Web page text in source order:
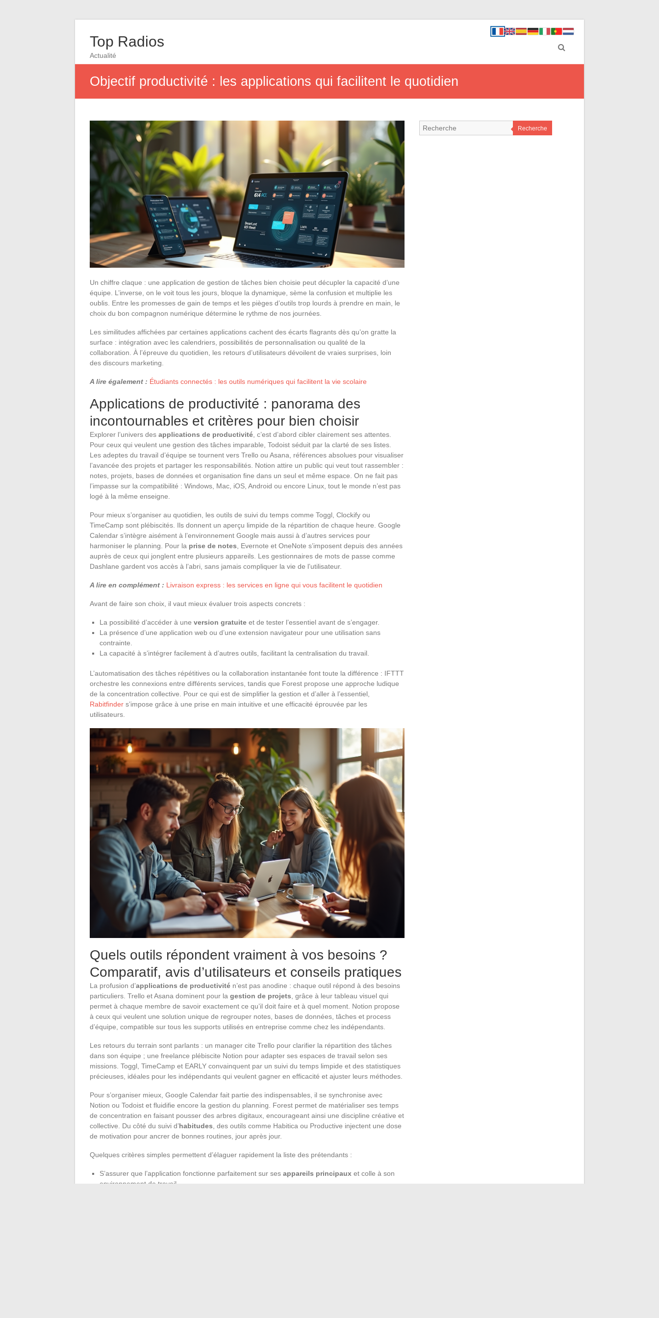
Top Radios
Actualité
Objectif productivité : les applications qui facilitent le quotidien
Un chiffre claque : une application de gestion de tâches bien choisie peut décupler la capacité d’une
équipe. L’inverse, on le voit tous les jours, bloque la dynamique, sème la confusion et multiplie les
oublis. Entre les promesses de gain de temps et les pièges d’outils trop lourds à prendre en main, le
choix du bon compagnon numérique détermine le rythme de nos journées.
Les similitudes affichées par certaines applications cachent des écarts flagrants dès qu’on gratte la
surface : intégration avec les calendriers, possibilités de personnalisation ou qualité de la
collaboration. À l’épreuve du quotidien, les retours d’utilisateurs dévoilent de vraies surprises, loin
des discours marketing.
A lire également : Étudiants connectés : les outils numériques qui facilitent la vie scolaire
Applications de productivité : panorama des
incontournables et critères pour bien choisir
Explorer l’univers des applications de productivité , c’est d’abord cibler clairement ses attentes.
Pour ceux qui veulent une gestion des tâches imparable, Todoist séduit par la clarté de ses listes.
Les adeptes du travail d’équipe se tournent vers Trello ou Asana, références absolues pour visualiser
l’avancée des projets et partager les responsabilités. Notion attire un public qui veut tout rassembler :
notes, projets, bases de données et organisation fine dans un seul et même espace. On ne fait pas
l’impasse sur la compatibilité : Windows, Mac, iOS, Android ou encore Linux, tout le monde n’est pas
logé à la même enseigne.
Pour mieux s’organiser au quotidien, les outils de suivi du temps comme Toggl, Clockify ou
TimeCamp sont plébiscités. Ils donnent un aperçu limpide de la répartition de chaque heure. Google
Calendar s’intègre aisément à l’environnement Google mais aussi à d’autres services pour
harmoniser le planning. Pour la prise de notes , Evernote et OneNote s’imposent depuis des années
auprès de ceux qui jonglent entre plusieurs appareils. Les gestionnaires de mots de passe comme
Dashlane gardent vos accès à l’abri, sans jamais compliquer la vie de l’utilisateur.
A lire en complément : Livraison express : les services en ligne qui vous facilitent le quotidien
Avant de faire son choix, il vaut mieux évaluer trois aspects concrets :
La possibilité d’accéder à une version gratuite et de tester l’essentiel avant de s’engager.
La présence d’une application web ou d’une extension navigateur pour une utilisation sans
contrainte.
La capacité à s’intégrer facilement à d’autres outils, facilitant la centralisation du travail.
L’automatisation des tâches répétitives ou la collaboration instantanée font toute la différence : IFTTT
orchestre les connexions entre différents services, tandis que Forest propose une approche ludique
de la concentration collective. Pour ce qui est de simplifier la gestion et d’aller à l’essentiel,
Rabitfinder s’impose grâce à une prise en main intuitive et une efficacité éprouvée par les
utilisateurs.
Quels outils répondent vraiment à vos besoins ?
Comparatif, avis d’utilisateurs et conseils pratiques
La profusion d’applications de productivité n’est pas anodine : chaque outil répond à des besoins
particuliers. Trello et Asana dominent pour la gestion de projets , grâce à leur tableau visuel qui
permet à chaque membre de savoir exactement ce qu’il doit faire et à quel moment. Notion propose
à ceux qui veulent une solution unique de regrouper notes, bases de données, tâches et process
d’équipe, compatible sur tous les supports utilisés en entreprise comme chez les indépendants.
Les retours du terrain sont parlants : un manager cite Trello pour clarifier la répartition des tâches
dans son équipe ; une freelance plébiscite Notion pour adapter ses espaces de travail selon ses
missions. Toggl, TimeCamp et EARLY convainquent par un suivi du temps limpide et des statistiques
précieuses, idéales pour les indépendants qui veulent gagner en efficacité et ajuster leurs méthodes.
Pour s’organiser mieux, Google Calendar fait partie des indispensables, il se synchronise avec
Notion ou Todoist et fluidifie encore la gestion du planning. Forest permet de matérialiser ses temps
de concentration en faisant pousser des arbres digitaux, encourageant ainsi une discipline créative et
collective. Du côté du suivi d’habitudes , des outils comme Habitica ou Productive injectent une dose
de motivation pour ancrer de bonnes routines, jour après jour.
Quelques critères simples permettent d’élaguer rapidement la liste des prétendants :
S’assurer que l’application fonctionne parfaitement sur ses appareils principaux et colle à son
environnement de travail.
Recherche